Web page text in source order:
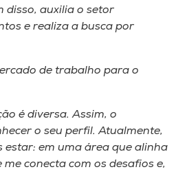
disso, auxilia o setor
e realiza a busca por
de trabalho para o
é diversa. Assim, o
o seu perfil. Atualmente,
estar: em uma área que alinha
conecta com os desafios e,